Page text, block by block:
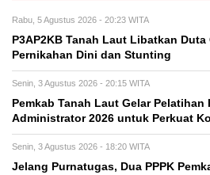
Rabu, 5 Agustus 2026 - 20:23 WITA
P3AP2KB Tanah Laut Libatkan Duta
Pernikahan Dini dan Stunting
Senin, 3 Agustus 2026 - 20:15 WITA
Pemkab Tanah Laut Gelar Pelatihan
Administrator 2026 untuk Perkuat
Senin, 3 Agustus 2026 - 18:20 WITA
Jelang Purnatugas, Dua PPPK